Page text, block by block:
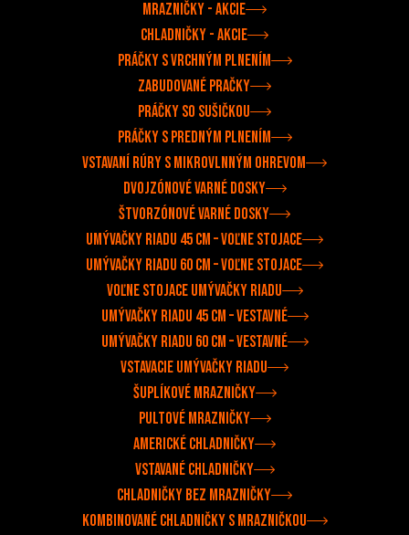
Mrazničky - akcie
Chladničky - akcie
Práčky s vrchným plnením
Zabudované pračky
Práčky so sušičkou
Práčky s predným plnením
Vstavaní rúry s mikrovlnným ohrevom
Dvojzónové varné dosky
Štvorzónové varné dosky
Umývačky riadu 45 cm – voľne stojace
Umývačky riadu 60 cm – voľne stojace
Voľne stojace umývačky riadu
Umývačky riadu 45 cm – vestavné
Umývačky riadu 60 cm – vestavné
Vstavacie umývačky riadu
Šuplíkové mrazničky
Pultové mrazničky
Americké chladničky
Vstavané chladničky
Chladničky bez mrazničky
Kombinované chladničky s mrazničkou